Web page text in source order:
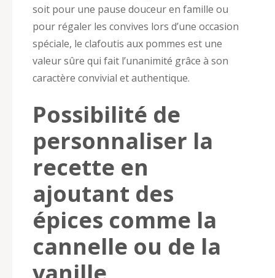
soit pour une pause douceur en famille ou
pour régaler les convives lors d’une occasion
spéciale, le clafoutis aux pommes est une
valeur sûre qui fait l’unanimité grâce à son
caractère convivial et authentique.
Possibilité de
personnaliser la
recette en
ajoutant des
épices comme la
cannelle ou de la